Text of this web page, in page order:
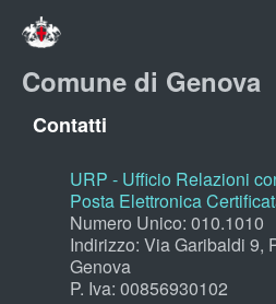
Comune di Genova
Contatti
URP - Ufficio Relazioni
Posta Elettronica
Numero Unico: 010.1010
Indirizzo: Via Garibaldi 9,
Genova
P. Iva: 00856930102